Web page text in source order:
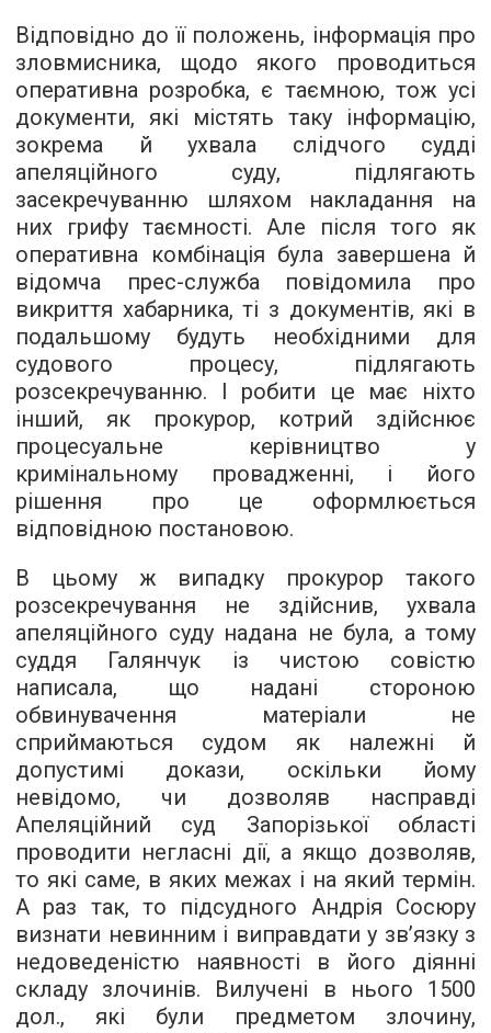
Відповідно до її положень, інформація про
зловмисника, щодо якого проводиться
оперативна розробка, є таємною, тож усі
документи, які містять таку інформацію,
зокрема й ухвала слідчого судді
апеляційного суду, підлягають
засекречуванню шляхом накладання на
них грифу таємності. Але після того як
оперативна комбінація була завершена й
відомча прес-служба повідомила про
викриття хабарника, ті з документів, які в
подальшому будуть необхідними для
судового процесу, підлягають
розсекречуванню. І робити це має ніхто
інший, як прокурор, котрий здійснює
процесуальне керівництво у
кримінальному провадженні, і його
рішення про це оформлюється
відповідною постановою.
В цьому ж випадку прокурор такого
розсекречування не здійснив, ухвала
апеляційного суду надана не була, а тому
суддя Галянчук із чистою совістю
написала, що надані стороною
обвинувачення матеріали не
сприймаються судом як належні й
допустимі докази, оскільки йому
невідомо, чи дозволяв насправді
Апеляційний суд Запорізької області
проводити негласні дії, а якщо дозволяв,
то які саме, в яких межах і на який термін.
А раз так, то підсудного Андрія Сосюру
визнати невинним і виправдати у зв’язку з
недоведеністю наявності в його діянні
складу злочинів. Вилучені в нього 1500
дол., які були предметом злочину,